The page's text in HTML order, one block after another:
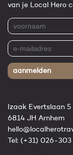
van je Local Hero
aanmelden
Izaak Evertslaan 5
6814 JH Arnhem
Tel: (+31) 026-303